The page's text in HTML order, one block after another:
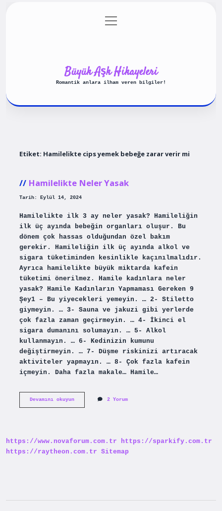
Gizlilik Politikası
menüyü
aç
Büyük Aşk Hikayeleri
Romantik anlara ilham veren bilgiler!
Etiket: Hamilelikte cips yemek bebeğe zarar verir mi
Hamilelikte Neler Yasak
Tarih: Eylül 14, 2024
Hamilelikte ilk 3 ay neler yasak? Hamileliğin
ilk üç ayında bebeğin organları oluşur. Bu
dönem çok hassas olduğundan özel bakım
gerekir. Hamileliğin ilk üç ayında alkol ve
sigara tüketiminden kesinlikle kaçınılmalıdır.
Ayrıca hamilelikte büyük miktarda kafein
tüketimi önerilmez. Hamile kadınlara neler
yasak? Hamile Kadınların Yapmaması Gereken 9
Şey1 – Bu yiyecekleri yemeyin. … 2- Stiletto
giymeyin. … 3- Sauna ve jakuzi gibi yerlerde
çok fazla zaman geçirmeyin. … 4- İkinci el
sigara dumanını solumayın. … 5- Alkol
kullanmayın. … 6- Kedinizin kumunu
değiştirmeyin. … 7- Düşme riskinizi artıracak
aktiviteler yapmayın. … 8- Çok fazla kafein
içmeyin. Daha fazla makale… Hamile…
Devamını okuyunHamilelikte
2 Yorum
https://www.novaforum.com.tr
https://sparkify.com.tr
https://raytheon.com.tr Sitemap